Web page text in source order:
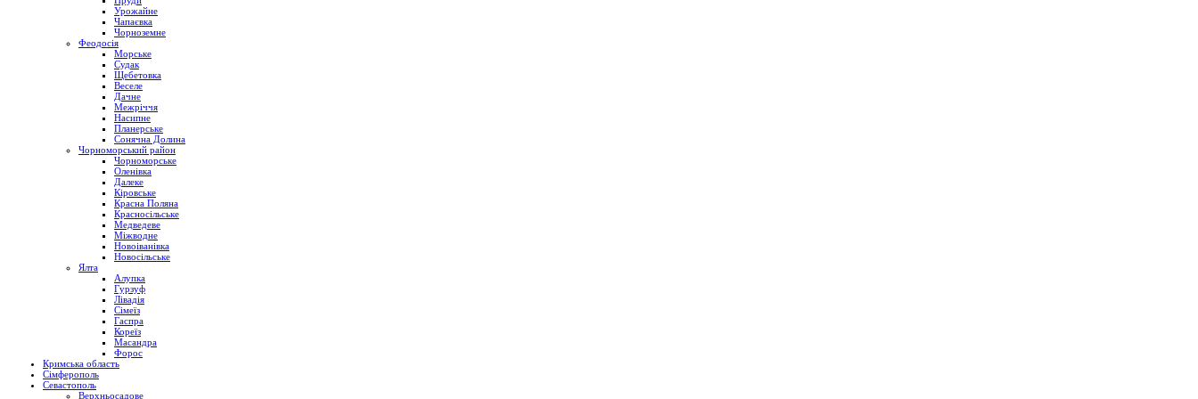
Урожайне
Чапаєвка
Чорноземне
Феодосія
Морське
Судак
Щебетовка
Веселе
Дачне
Межріччя
Насипне
Планерське
Сонячна Долина
Чорноморський район
Чорноморське
Оленівка
Далеке
Кіровське
Красна Поляна
Красносільське
Медведеве
Міжводне
Новоіванівка
Новосільське
Ялта
Алупка
Гурзуф
Лівадія
Сімеїз
Гаспра
Кореїз
Масандра
Форос
Кримська область
Сімферополь
Севастополь
Верхньосадове